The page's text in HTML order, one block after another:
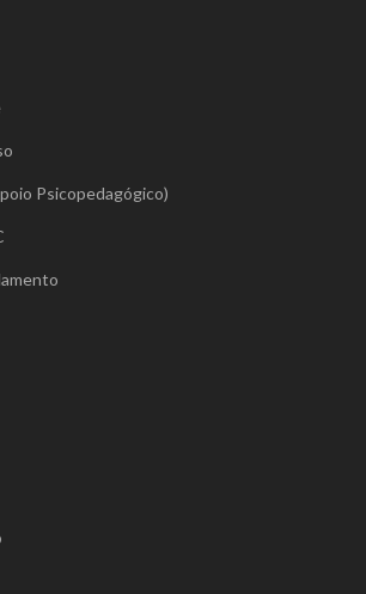
Psicopedagógico)